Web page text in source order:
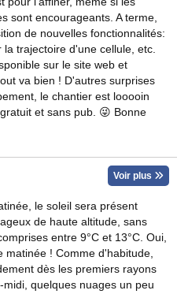
sont encourageants. A terme,
de nouvelles fonctionnalités:
trajectoire d'une cellule, etc.
sur le site web et
va bien ! D'autres surprises
le chantier est looooin
et sans pub. 😜 Bonne
Voir plus
le soleil sera présent
de haute altitude, sans
entre 9°C et 13°C. Oui,
matinée ! Comme d'habitude,
dès les premiers rayons
quelques nuages un peu